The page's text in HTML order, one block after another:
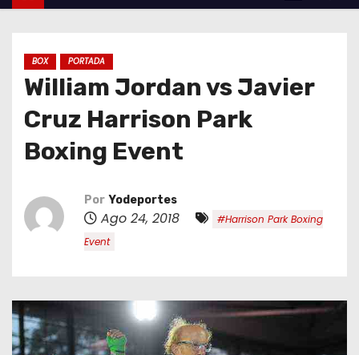
BOX PORTADA
William Jordan vs Javier
Cruz Harrison Park
Boxing Event
Por Yodeportes
Ago 24, 2018
#Harrison Park Boxing
Event